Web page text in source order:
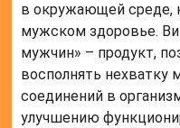
в окружающей среде,
мужском здоровье.
мужчин» – продукт,
восполнять
соединений в
улучшению